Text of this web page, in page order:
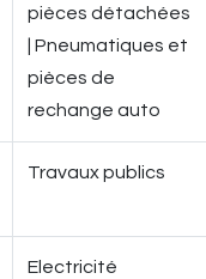
pièces détachées
| Pneumatiques et
pièces de
rechange auto
Travaux publics
Electricité